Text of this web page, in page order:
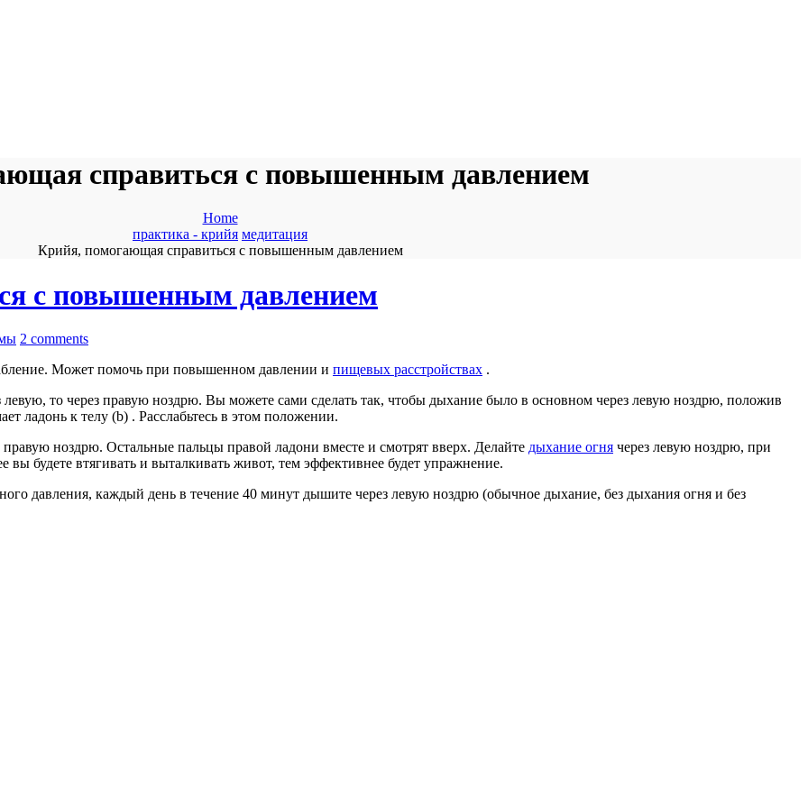
справиться с повышенным давлением
Home
практика - крийя медитация
Крийя, помогающая справиться с повышенным давлением
с повышенным давлением
2 comments
Может помочь при повышенном давлении и пищевых расстройствах .
то через правую ноздрю. Вы можете сами сделать так, чтобы дыхание было в основном через левую ноздрю, положив
ладонь к телу (b) . Расслабьтесь в этом положении.
ноздрю. Остальные пальцы правой ладони вместе и смотрят вверх. Делайте дыхание огня через левую ноздрю, при
будете втягивать и выталкивать живот, тем эффективнее будет упражнение.
давления, каждый день в течение 40 минут дышите через левую ноздрю (обычное дыхание, без дыхания огня и без